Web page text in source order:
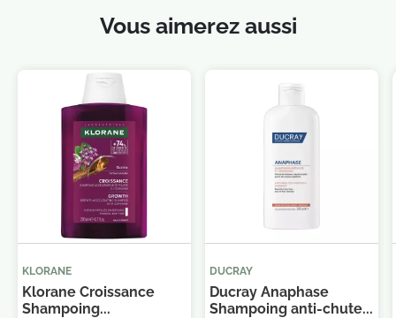
Vous aimerez aussi
KLORANE
Klorane Croissance
Shampoing...
DUCRAY
Ducray Anaphase
Shampoing anti-chute...